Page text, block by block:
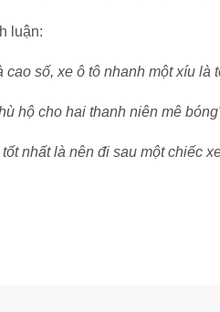
luận:
số, xe ô tô nhanh một xíu là
hộ cho hai thanh niên mê
nhất là nên đi sau một chiếc